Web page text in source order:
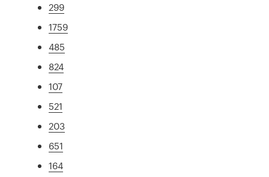
299
1759
485
824
107
521
203
651
164